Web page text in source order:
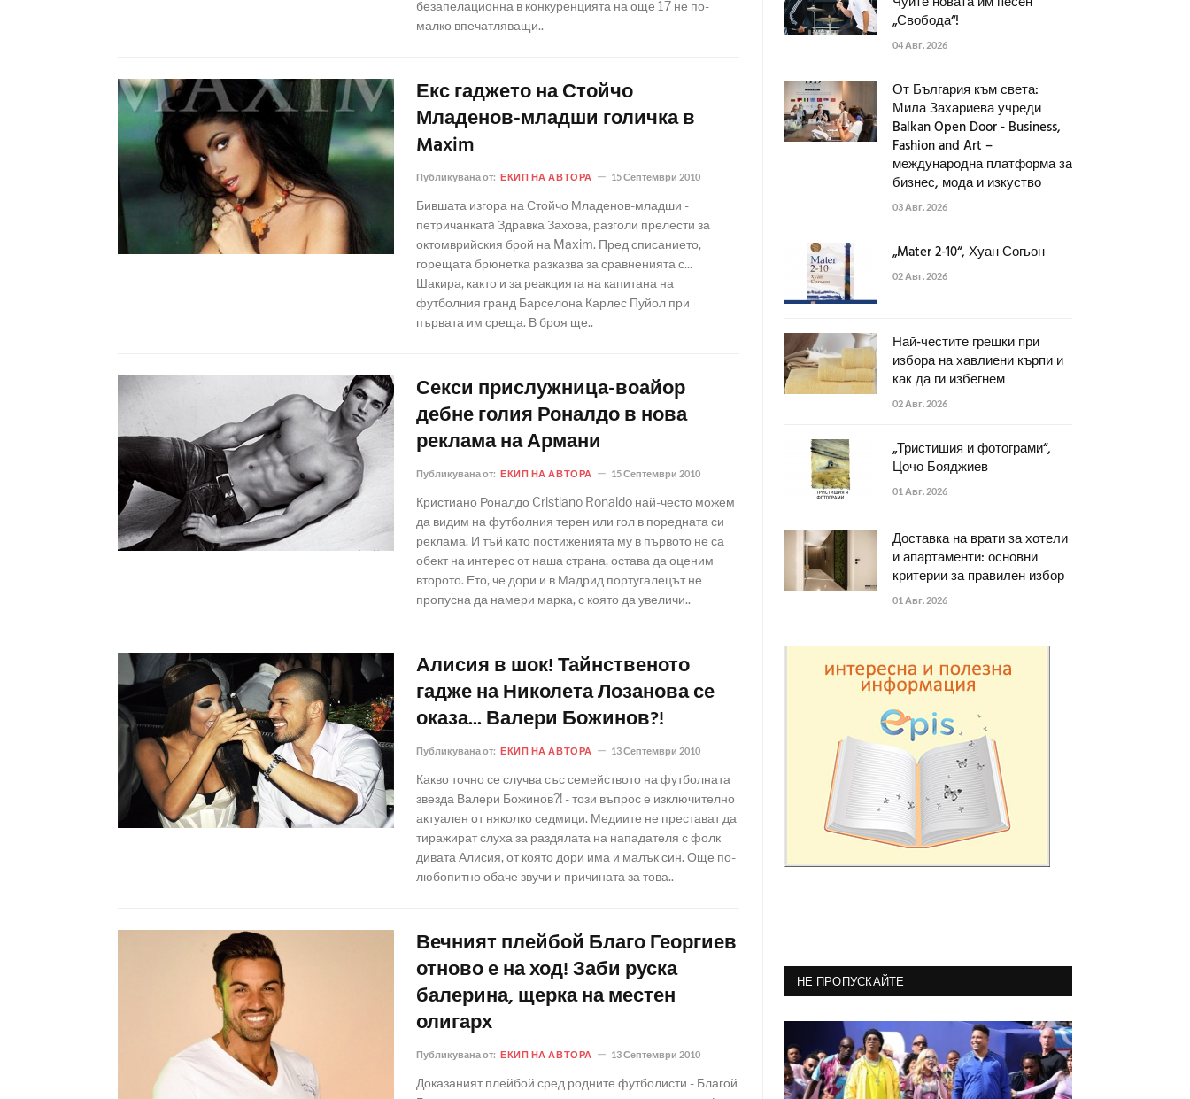
безапелационна в конкуренцията на още 17 не по-
малко впечатляващи..
Екс гаджето на Стойчо
Младенов-младши голичка в
Maxim
Публикувана от: ЕКИП НА АВТОРА 15 Септември 2010
Бившата изгора на Стойчо Младенов-младши -
петричанкатa Здравка Захова, разголи прелести за
октомврийския брой на Maxim. Пред списанието,
горещата брюнетка разказва за сравненията с...
Шакира, както и за реакцията на капитана на
футболния гранд Барселона Карлес Пуйол при
първата им среща. В броя ще..
Секси прислужница-воайор
дебне голия Роналдо в нова
реклама на Армани
Публикувана от: ЕКИП НА АВТОРА 15 Септември 2010
Кристиано Роналдо Cristiano Ronaldo най-често можем
да видим на футболния терен или гол в поредната си
реклама. И тъй като постиженията му в първото не са
обект на интерес от наша страна, остава да оценим
второто. Ето, че дори и в Мадрид португалецът не
пропусна да намери марка, с която да увеличи..
Алисия в шок! Тайнственото
гадже на Николета Лозанова се
оказа... Валери Божинов?!
Публикувана от: ЕКИП НА АВТОРА 13 Септември 2010
Какво точно се случва със семейството на футболната
звезда Валери Божинов?! - този въпрос е изключително
актуален от няколко седмици. Медиите не престават да
тиражират слуха за раздялата на нападателя с фолк
дивата Алисия, от която дори има и малък син. Още по-
любопитно обаче звучи и причината за това..
Вечният плейбой Благо Георгиев
отново е на ход! Заби руска
балерина, щерка на местен
олигарх
Публикувана от: ЕКИП НА АВТОРА 13 Септември 2010
Доказаният плейбой сред родните футболисти - Благой
„Свобода“!
04 Авг. 2026
От България към света:
Мила Захариева учреди
Balkan Open Door - Business,
Fashion and Art –
международна платформа за
бизнес, мода и изкуство
03 Авг. 2026
„Mater 2-10“, Хуан Согьон
02 Авг. 2026
Най-честите грешки при
избора на хавлиени кърпи и
как да ги избегнем
02 Авг. 2026
„Тристишия и фотограми“,
Цочо Бояджиев
01 Авг. 2026
Доставка на врати за хотели
и апартаменти: основни
критерии за правилен избор
01 Авг. 2026
НЕ ПРОПУСКАЙТЕ